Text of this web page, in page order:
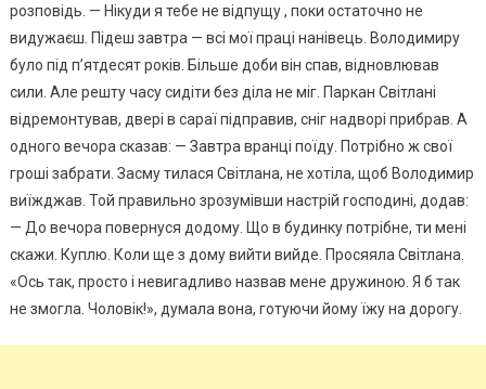
розповідь. — Нікуди я тебе не відпущу , поки остаточно не
видужаєш. Підеш завтра — всі мої праці нанівець. Володимиру
було під п’ятдесят років. Більше доби він спав, відновлював
сили. Але решту часу сидіти без діла не міг. Паркан Світлані
відремонтував, двері в сараї підправив, сніг надворі прибрав. А
одного вечора сказав: — Завтра вранці поїду. Потрібно ж свої
гроші забрати. Засму тилася Світлана, не хотіла, щоб Володимир
виїжджав. Той правильно зрозумівши настрій господині, додав:
— До вечора повернуся додому. Що в будинку потрібне, ти мені
скажи. Куплю. Коли ще з дому вийти вийде. Просяяла Світлана.
«Ось так, просто і невигадливо назвав мене дружиною. Я б так
не змогла. Чоловік!», думала вона, готуючи йому їжу на дорогу.